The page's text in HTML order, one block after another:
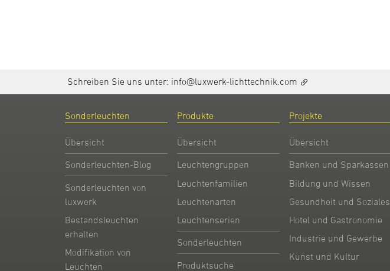
Schreiben Sie uns unter: info@luxwerk-lichttechnik.com
Sonderleuchten
Übersicht
Sonderleuchten-Blog
Sonderleuchten von
luxwerk
Bestandsleuchten
erhalten
Modifikation von
Leuchten
Produkte
Übersicht
Leuchtengruppen
Leuchtenfamilien
Leuchtenarten
Leuchtenserien
Sonderleuchten
Produktsuche
Projekte
Übersicht
Banken und Sparkassen
Bildung und Wissen
Gesundheit und Soziales
Hotel und Gastronomie
Industrie und Gewerbe
Kunst und Kultur